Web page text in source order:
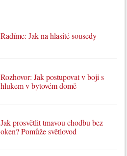
Radíme: Jak na hlasité sousedy
Rozhovor: Jak postupovat v boji s
hlukem v bytovém domě
Jak prosvětlit tmavou chodbu bez
oken? Pomůže světlovod